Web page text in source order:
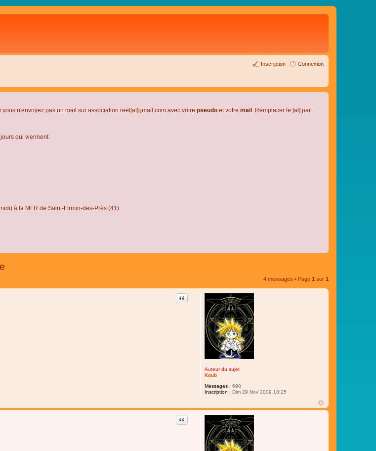
Connexion
Inscription
vous n'envoyez pas un mail sur association.reel[at]gmail.com avec votre pseudo et votre mail . Remplacer le [at] par
qui viennent.
à la MFR de Saint-Firmin-des-Près (41)
4 messages • Page 1 sur 1
Auteur du sujet
Koub
Messages : 698
Inscription : Dim 29 Nov 2009 18:25
Citer
Citer